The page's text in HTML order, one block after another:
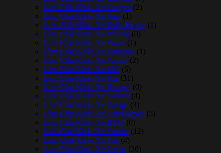
Làm Chìa Khóa Xe Luxgen (2)
Làm Chìa Khóa Xe Jeep (1)
Làm Chìa Khóa Xe Rolls Royce (1)
Làm Chìa Khóa Xe Wuling (0)
Làm Chìa Khóa Xe Smart (1)
Làm Chìa Khóa Xe Daihatsu (1)
Làm Chìa Khóa Xe Ferrari (2)
Làm Chìa Khóa Xe MG (5)
Làm Chìa Khóa Xe Kia (31)
Làm Chìa Khóa Xe Hongqi (0)
Làm Chìa Khóa Xe Subaru (4)
Làm Chìa Khóa Xe Dodge (3)
Làm Chìa Khóa Xe Land Rover (5)
Làm Chìa Khóa Xe BYD (0)
Làm Chìa Khóa Xe Suzuki (12)
Làm Chìa Khóa Xe Fiat (4)
Làm Chìa Khóa Xe Lexus (30)